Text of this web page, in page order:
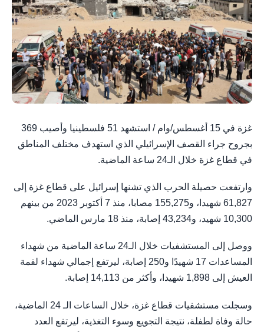
غزة في 15 أغسطس/وام / استشهد 51 فلسطينيا وأصيب 369
بجروح جراء القصف الإسرائيلي الذي استهدف مختلف المناطق
في قطاع غزة خلال الـ24 ساعة الماضية.
وارتفعت حصيلة الحرب الذي تشنها إسرائيل على قطاع غزة إلى
61,827 شهيدا، و155,275 مصابا، منذ 7 أكتوبر 2023 من بينهم
10,300 شهيد، و43,234 إصابة، منذ 18 مارس الماضي.
ووصل إلى المستشفيات خلال الـ24 ساعة الماضية من شهداء
المساعدات 17 شهيدًا و250 إصابة، ليرتفع إجمالي شهداء لقمة
العيش إلى 1,898 شهيدا، وأكثر من 14,113 إصابة.
وسجلت مستشفيات قطاع غزة، خلال الساعات الـ 24 الماضية،
حالة وفاة لطفلة، نتيجة التجويع وسوء التغذية، ليرتفع العدد